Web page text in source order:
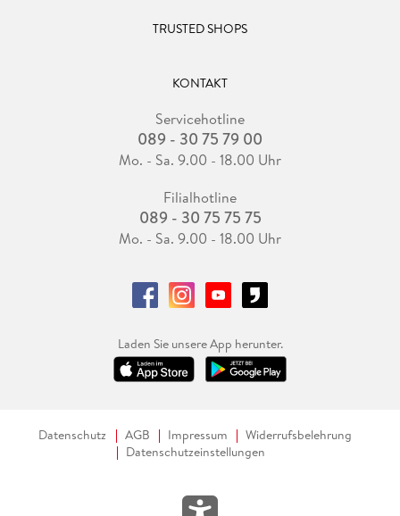
TRUSTED SHOPS
KONTAKT
Servicehotline
089 - 30 75 79 00
Mo. - Sa. 9.00 - 18.00 Uhr
Filialhotline
089 - 30 75 75 75
Mo. - Sa. 9.00 - 18.00 Uhr
Laden Sie unsere App herunter.
Datenschutz AGB Impressum
Widerrufsbelehrung
Datenschutzeinstellungen